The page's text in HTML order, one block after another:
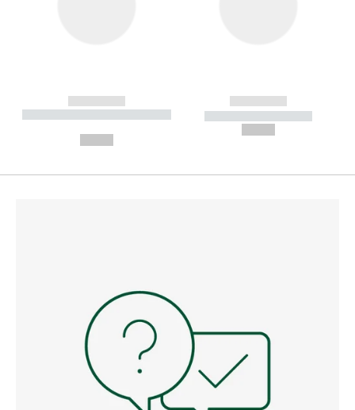
------------
----------- ----------- --------
------------
----------- -----------